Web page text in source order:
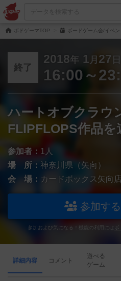
ボドゲーマTOP ボードゲーム会/イベン
終了
2018年 1 月 27 日
16:00～
ハートオブクラウ
FLIPFLOPS作品
参加者： 1人
場 所： 神奈川県（矢向）
会 場： カードボックス矢向店
参加する
参加および気になる！機能の利用には ボ
詳細内容 コメント
遊べる
ゲーム